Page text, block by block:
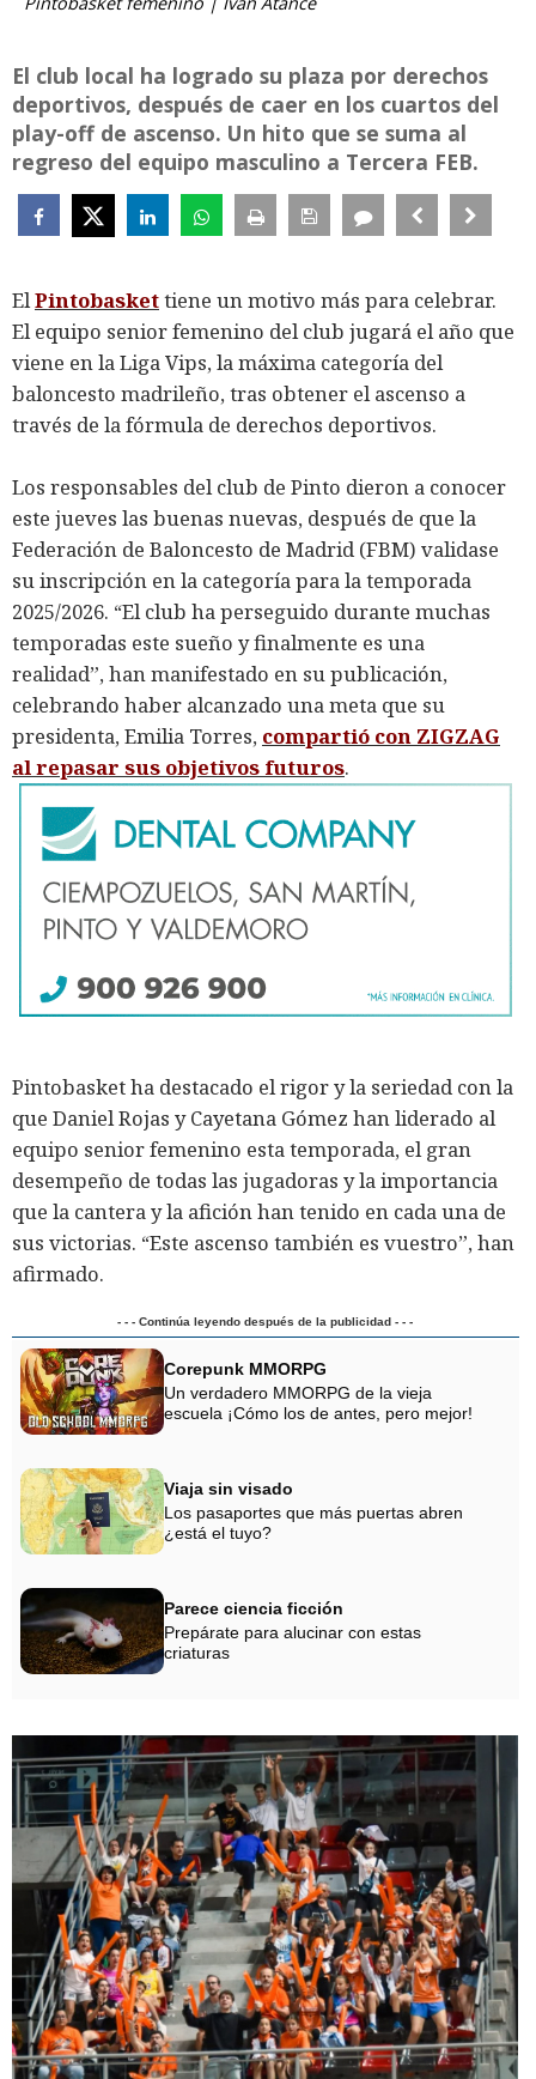
El club local ha logrado su plaza por derechos
deportivos, después de caer en los cuartos del
play-off de ascenso. Un hito que se suma al
regreso del equipo masculino a Tercera FEB.
ElPintobaskettiene un motivo más para celebrar.
El equipo senior femenino del club jugará el año que
viene en la Liga Vips, la máxima categoría del
baloncesto madrileño, tras obtener el ascenso a
través de la fórmula de derechos deportivos.
Los responsables del club de Pinto dieron a conocer
este jueves las buenas nuevas, después de que la
Federación de Baloncesto de Madrid (FBM) validase
su inscripción en la categoría para la temporada
2025/2026. “El club ha perseguido durante muchas
temporadas este sueño y finalmente es una
realidad”, han manifestado en su publicación,
celebrando haber alcanzado una meta que su
presidenta, Emilia Torres, compartió con ZIGZAG
al repasar sus objetivos futuros.
Pintobasket ha destacado el rigor y la seriedad con la
que Daniel Rojas y Cayetana Gómez han liderado al
equipo senior femenino esta temporada, el gran
desempeño de todas las jugadoras y la importancia
que la cantera y la afición han tenido en cada una de
sus victorias. “Este ascenso también es vuestro”, han
afirmado.
- - - Continúa leyendo después de la publicidad - - -
Corepunk MMORPG
Un verdadero MMORPG de la vieja
escuela ¡Cómo los de antes, pero mejor!
Viaja sin visado
Los pasaportes que más puertas abren
¿está el tuyo?
Parece ciencia ficción
Prepárate para alucinar con estas
criaturas